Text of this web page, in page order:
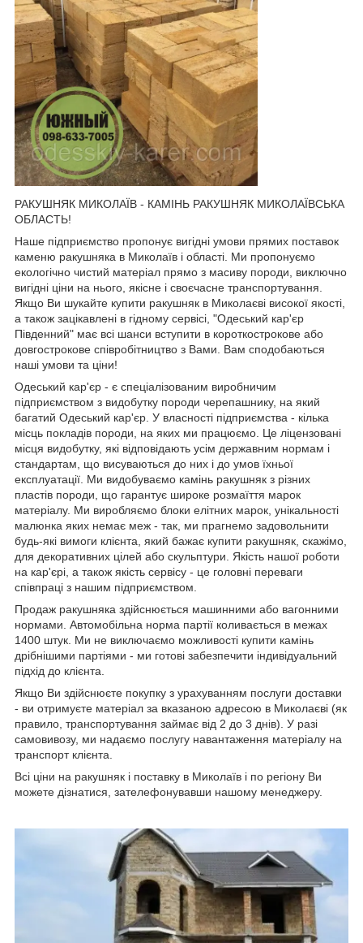
РАКУШНЯК МИКОЛАЇВ - КАМІНЬ РАКУШНЯК МИКОЛАЇВСЬКА
ОБЛАСТЬ!
Наше підприємство пропонує вигідні умови прямих поставок
каменю ракушняка в Миколаїв і області. Ми пропонуємо
екологічно чистий матеріал прямо з масиву породи, виключно
вигідні ціни на нього, якісне і своєчасне транспортування.
Якщо Ви шукайте купити ракушняк в Миколаєві високої якості,
а також зацікавлені в гідному сервісі, "Одеський кар'єр
Південний" має всі шанси вступити в короткострокове або
довгострокове співробітництво з Вами. Вам сподобаються
наші умови та ціни!
Одеський кар'єр - є спеціалізованим виробничим
підприємством з видобутку породи черепашнику, на який
багатий Одеський кар'єр. У власності підприємства - кілька
місць покладів породи, на яких ми працюємо. Це ліцензовані
місця видобутку, які відповідають усім державним нормам і
стандартам, що висуваються до них і до умов їхньої
експлуатації. Ми видобуваємо камінь ракушняк з різних
пластів породи, що гарантує широке розмаїття марок
матеріалу. Ми виробляємо блоки елітних марок, унікальності
малюнка яких немає меж - так, ми прагнемо задовольнити
будь-які вимоги клієнта, який бажає купити ракушняк, скажімо,
для декоративних цілей або скульптури. Якість нашої роботи
на кар'єрі, а також якість сервісу - це головні переваги
співпраці з нашим підприємством.
Продаж ракушняка здійснюється машинними або вагонними
нормами. Автомобільна норма партії коливається в межах
1400 штук. Ми не виключаємо можливості купити камінь
дрібнішими партіями - ми готові забезпечити індивідуальний
підхід до клієнта.
Якщо Ви здійснюєте покупку з урахуванням послуги доставки
- ви отримуєте матеріал за вказаною адресою в Миколаєві (як
правило, транспортування займає від 2 до 3 днів). У разі
самовивозу, ми надаємо послугу навантаження матеріалу на
транспорт клієнта.
Всі ціни на ракушняк і поставку в Миколаїв і по регіону Ви
можете дізнатися, зателефонувавши нашому менеджеру.